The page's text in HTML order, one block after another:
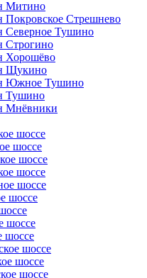
Митино
Покровское Стрешнево
Северное Тушино
Строгино
Хорошёво
Щукино
Южное Тушино
Тушино
Мнёвники
шоссе
шоссе
шоссе
шоссе
шоссе
шоссе
шоссе
шоссе
шоссе
шоссе
шоссе